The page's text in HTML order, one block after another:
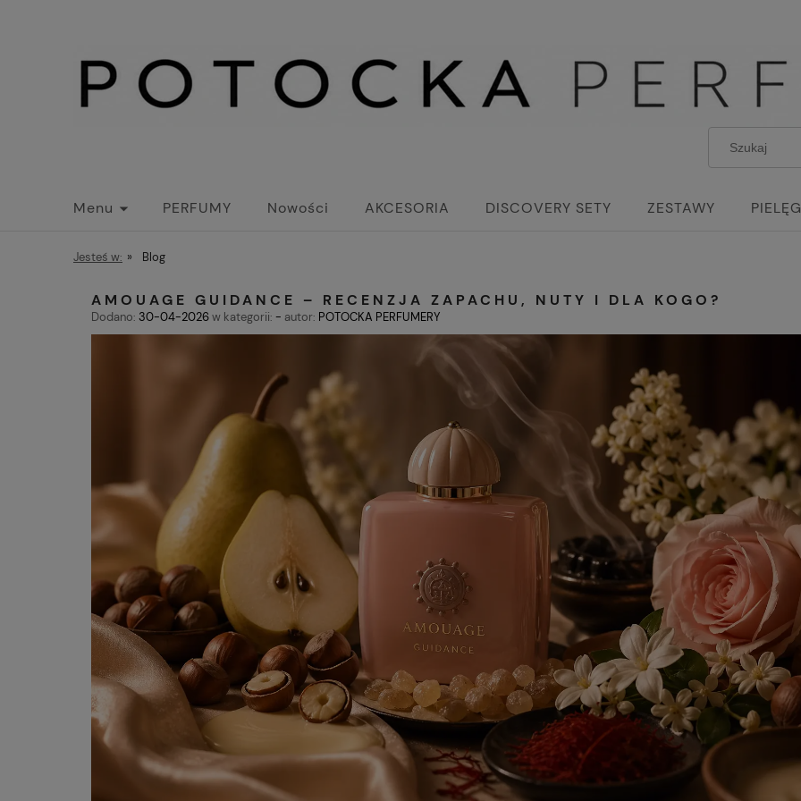
Menu PERFUMY Nowości AKCESORIA DISCOVERY SETY ZESTAWY
KOLEKCJA LIMITOWANA
Jesteś w: » Blog
AMOUAGE GUIDANCE – RECENZJA ZAPACHU, NUTY I DLA KOGO?
Dodano: 30-04-2026w kategorii: - autor: POTOCKA PERFUMERY